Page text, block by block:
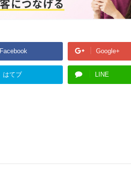
Facebook Google+
はてブ LINE